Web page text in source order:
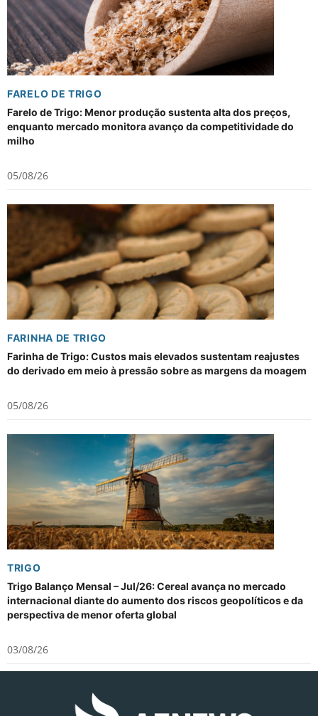
FARELO DE TRIGO
Farelo de Trigo: Menor produção sustenta alta dos preços,
enquanto mercado monitora avanço da competitividade do
milho
05/08/26
FARINHA DE TRIGO
Farinha de Trigo: Custos mais elevados sustentam reajustes
do derivado em meio à pressão sobre as margens da moagem
05/08/26
TRIGO
Trigo Balanço Mensal – Jul/26: Cereal avança no mercado
internacional diante do aumento dos riscos geopolíticos e da
perspectiva de menor oferta global
03/08/26